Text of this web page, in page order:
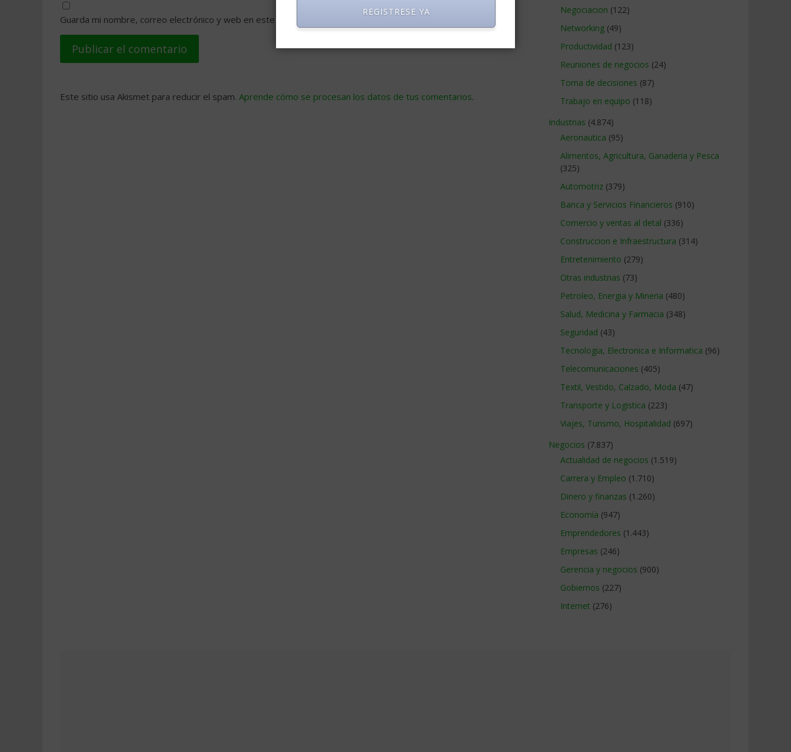
Guarda mi nombre, correo electrónico y web en este navegador para la próxima vez que comente.
Este sitio usa Akismet para reducir el spam. Aprende cómo se procesan los datos de tus comentarios.
Negociacion (122)
Networking (49)
Productividad (123)
Reuniones de negocios (24)
Toma de decisiones (87)
Trabajo en equipo (118)
Industrias (4.874)
Aeronautica (95)
Alimentos, Agricultura, Ganaderia y Pesca
(325)
Automotriz (379)
Banca y Servicios Financieros (910)
Comercio y ventas al detal (336)
Construccion e Infraestructura (314)
Entretenimiento (279)
Otras industrias (73)
Petroleo, Energia y Mineria (480)
Salud, Medicina y Farmacia (348)
Seguridad (43)
Tecnologia, Electronica e Informatica (96)
Telecomunicaciones (405)
Textil, Vestido, Calzado, Moda (47)
Transporte y Logistica (223)
Viajes, Turismo, Hospitalidad (697)
Negocios (7.837)
Actualidad de negocios (1.519)
Carrera y Empleo (1.710)
Dinero y finanzas (1.260)
Economía (947)
Emprendedores (1.443)
Empresas (246)
Gerencia y negocios (900)
Gobiernos (227)
Internet (276)
REGISTRESE YA